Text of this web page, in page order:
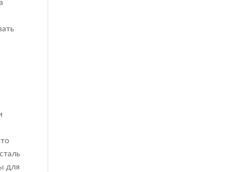
для